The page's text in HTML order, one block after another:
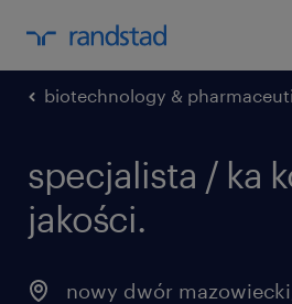
biotechnology &
specjalista / ka
jakości.
nowy dwór mazowiecki